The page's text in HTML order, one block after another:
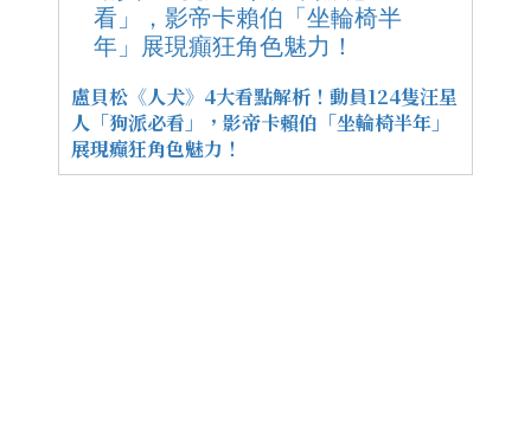
盧貝松《人犬》4大看點解析！動員124隻汪星
人「狗派必看」，影帝卡賴伯「坐輪椅半年」
展現癲狂角色魅力！